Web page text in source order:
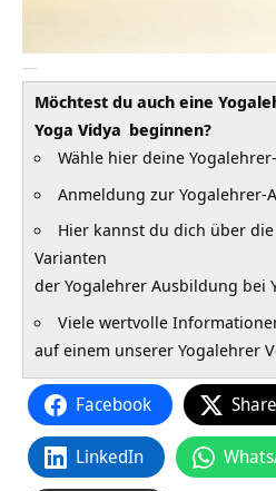
—
Möchtest du auch eine
Yoga Vidya beginnen?
Wähle hier deine
Anmeldung zur Yogalehrer-
Hier kannst du dich über
Varianten
der Yogalehrer Ausbildung bei
Viele wertvolle
auf einem unserer Yogalehrer
Facebook
LinkedIn